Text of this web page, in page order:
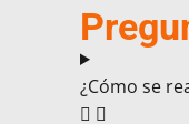
¿Cómo se